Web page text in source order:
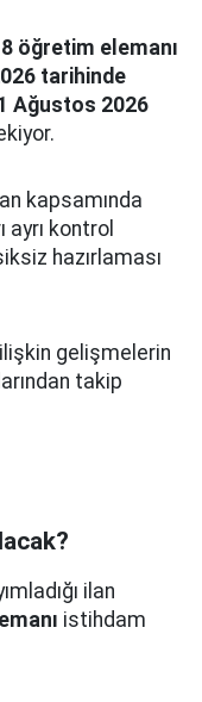
8 öğretim elemanı
tarihinde
Ağustos 2026
kapsamında
kontrol
hazırlaması
gelişmelerin
takip
ilan
istihdam